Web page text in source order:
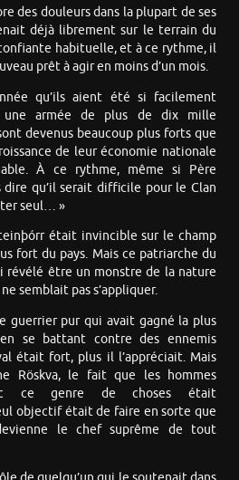
des douleurs dans la plupart de ses
déjà librement sur le terrain du
habituelle, et à ce rythme, il
prêt à agir en moins d’un mois.
qu’ils aient été si facilement
une armée de plus de dix mille
devenus beaucoup plus forts que
de leur économie nationale
À ce rythme, même si Père
qu’il serait difficile pour le Clan
seul… »
était invincible sur le champ
fort du pays. Mais ce patriarche du
révélé être un monstre de la nature
semblait pas s’appliquer.
guerrier pur qui avait gagné la plus
se battant contre des ennemis
était fort, plus il l’appréciait. Mais
Röskva, le fait que les hommes
ce genre de choses était
objectif était de faire en sorte que
le chef suprême de tout